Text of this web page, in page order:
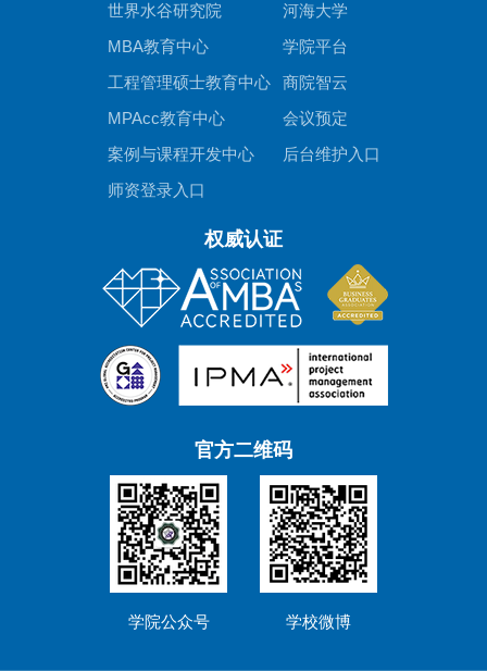
世界水谷研究院
河海大学
MBA教育中心
学院平台
工程管理硕士教育中心
商院智云
MPAcc教育中心
会议预定
案例与课程开发中心
后台维护入口
师资登录入口
权威认证
官方二维码
学院公众号 学校微博